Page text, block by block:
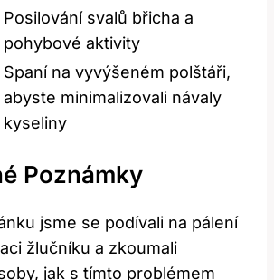
Posilování svalů břicha a
pohybové aktivity
Spaní na vyvýšeném polštáři,
abyste minimalizovali návaly
kyseliny
Poznámky
jsme se podívali na pálení
žlučníku a zkoumali
jak s tímto problémem